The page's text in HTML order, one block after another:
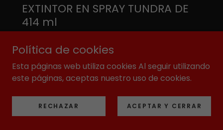
EXTINTOR EN SPRAY TUNDRA DE
414 ml
Hecho de metal resistente • Con aislantes
ubicados en la bolsa del propulsor, con sello
de seguridad • Empaque resistente a grasas y
Política de cookies
Esta páginas web utiliza cookies Al seguir utilizando
este páginas, aceptas nuestro uso de cookies.
RECHAZAR ACEPTAR Y CERRAR